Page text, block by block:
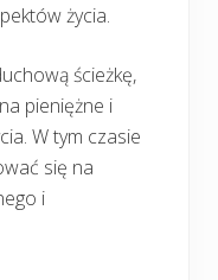
życia.
ścieżkę,
pieniężne i
W tym czasie
się na
i